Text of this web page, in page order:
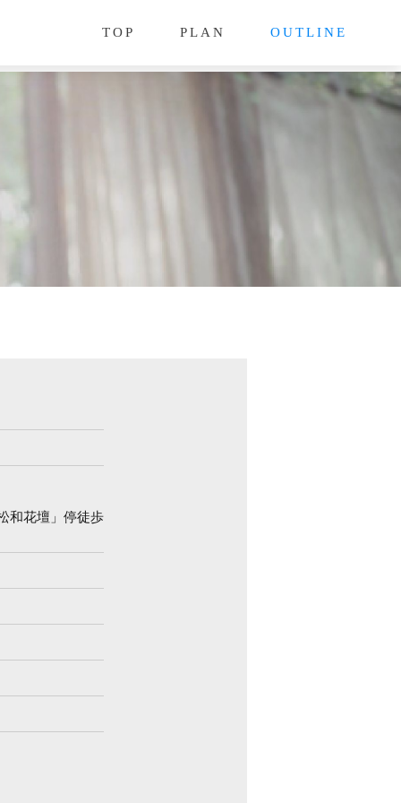
TOP PLAN OUTLINE
和花壇」停徒歩